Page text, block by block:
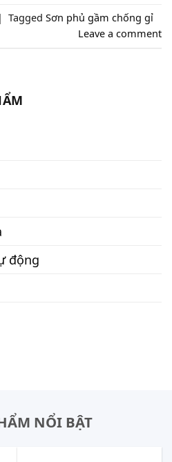
| Tagged Sơn phủ gầm chống gỉ
Leave a comment
động
NỔI BẬT